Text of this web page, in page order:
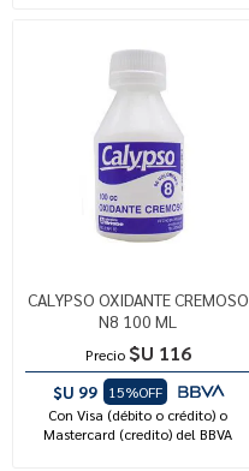
CALYPSO OXIDANTE CREMOSO
N8 100 ML
Precio $U 116
$U 99
15%OFF
Con Visa (débito o crédito) o
Mastercard (credito) del BBVA